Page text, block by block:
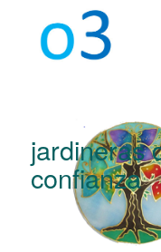
jardineras
confianza